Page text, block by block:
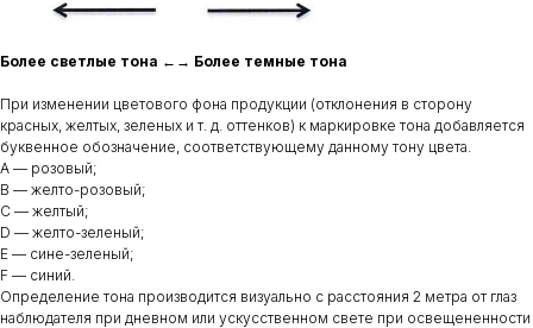
Более светлые тона ←→ Более темные тона
При изменении цветового фона продукции (отклонения в сторону
красных, желтых, зеленых и т. д. оттенков) к маркировке тона добавляется
буквенное обозначение, соответствующему данному тону цвета.
A — розовый;
B — желто-розовый;
С — желтый;
D — желто-зеленый;
E — сине-зеленый;
F — синий.
Определение тона производится визуально с расстояния 2 метра от глаз
наблюдателя при дневном или ускусственном свете при освещененности